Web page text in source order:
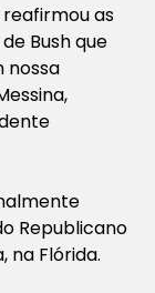
as
Bush que
nossa
Republicano
na Flórida.